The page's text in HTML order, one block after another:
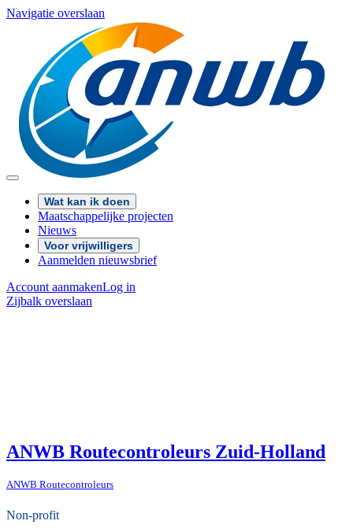
Navigatie overslaan
Wat kan ik doen
Maatschappelijke projecten
Nieuws
Voor vrijwilligers
Aanmelden nieuwsbrief
Account aanmakenLog in
Zijbalk overslaan
ANWB Routecontroleurs Zuid-Holland
ANWB Routecontroleurs
Non-profit